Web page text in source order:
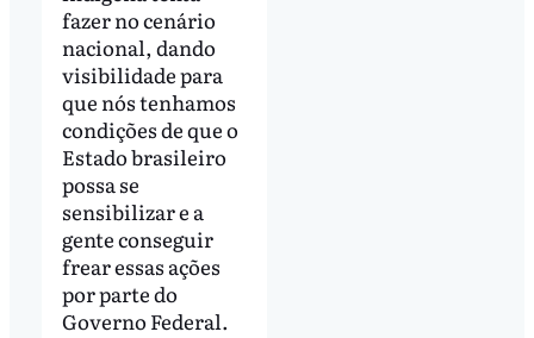
fazer no cenário
nacional, dando
visibilidade para
que nós tenhamos
condições de que o
Estado brasileiro
possa se
sensibilizar e a
gente conseguir
frear essas ações
por parte do
Governo Federal.